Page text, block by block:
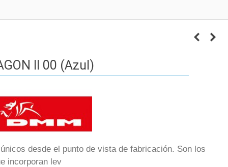
II 00 (azul)
desde el punto de vista de fabricación. Son los
incorporan lev